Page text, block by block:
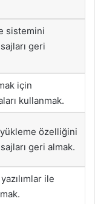
sistemini
geri
için
kullanmak.
özelliğini
geri almak.
ile